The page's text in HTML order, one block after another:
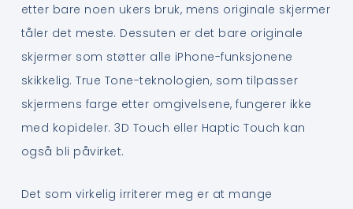
etter bare noen ukers bruk, mens originale skjermer
tåler det meste. Dessuten er det bare originale
skjermer som støtter alle iPhone-funksjonene
skikkelig. True Tone-teknologien, som tilpasser
skjermens farge etter omgivelsene, fungerer ikke
med kopideler. 3D Touch eller Haptic Touch kan
også bli påvirket.
Det som virkelig irriterer meg er at mange